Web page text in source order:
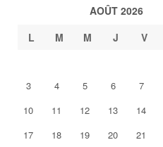
AOÛT 2026
L
M M J V
3
4 5 6 7
10
11 12 13 14
17
18 19 20 21